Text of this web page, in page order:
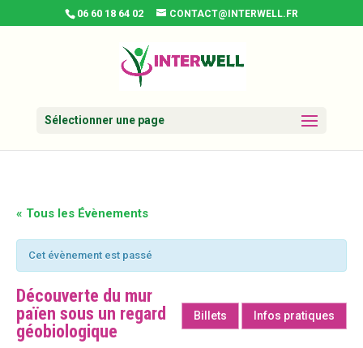
06 60 18 64 02 CONTACT@INTERWELL.FR
Sélectionner une page
« Tous les Évènements
Cet évènement est passé
Découverte du mur
païen sous un regard
géobiologique
Billets Infos pratiques